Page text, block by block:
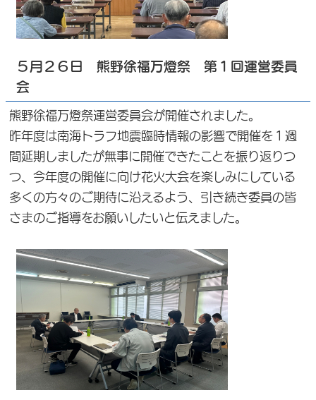
５月２６日 熊野徐福万燈祭 第１回運営委員
会
熊野徐福万燈祭運営委員会が開催されました。
昨年度は南海トラフ地震臨時情報の影響で開催を１週
間延期しましたが無事に開催できたことを振り返りつ
つ、今年度の開催に向け花火大会を楽しみにしている
多くの方々のご期待に沿えるよう、引き続き委員の皆
さまのご指導をお願いしたいと伝えました。